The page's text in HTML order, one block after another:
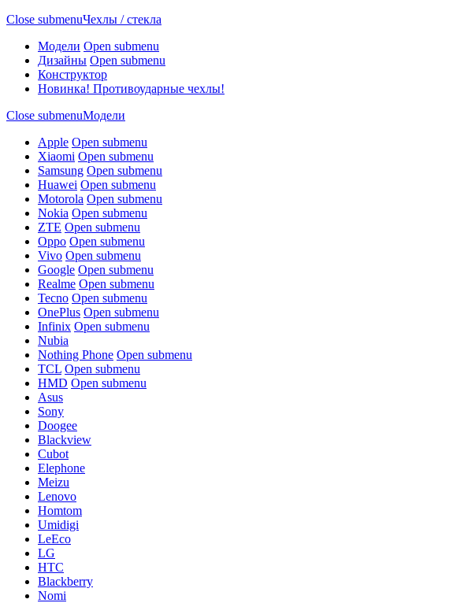
Close submenuЧехлы / стекла
Модели Open submenu
Дизайны Open submenu
Конструктор
Новинка! Противоударные чехлы!
Close submenuМодели
Apple Open submenu
Xiaomi Open submenu
Samsung Open submenu
Huawei Open submenu
Motorola Open submenu
Nokia Open submenu
ZTE Open submenu
Oppo Open submenu
Vivo Open submenu
Google Open submenu
Realme Open submenu
Tecno Open submenu
OnePlus Open submenu
Infinix Open submenu
Nubia
Nothing Phone Open submenu
TCL Open submenu
HMD Open submenu
Asus
Sony
Doogee
Blackview
Cubot
Elephone
Meizu
Lenovo
Homtom
Umidigi
LeEco
LG
HTC
Blackberry
Nomi